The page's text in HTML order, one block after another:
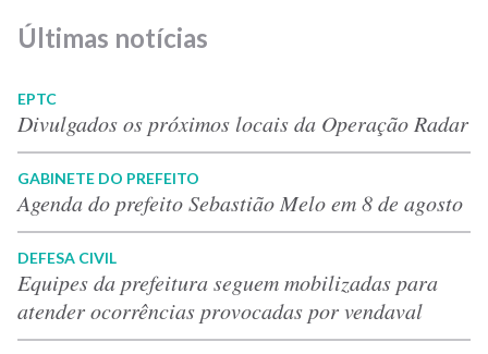
Últimas notícias
EPTC
Divulgados os próximos locais da Operação Radar
GABINETE DO PREFEITO
Agenda do prefeito Sebastião Melo em 8 de agosto
DEFESA CIVIL
Equipes da prefeitura seguem mobilizadas para
atender ocorrências provocadas por vendaval